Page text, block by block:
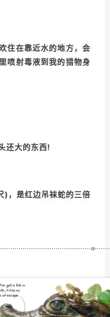
住在靠近水的地方，会
喷射毒液到我的猎物身
还大的东西!
，是红边吊袜蛇的三倍